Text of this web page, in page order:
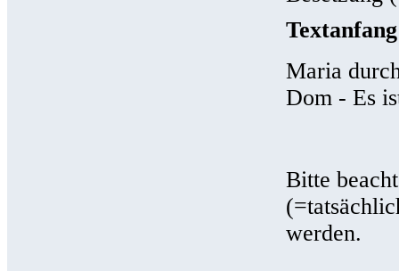
Maria
Dom - Es
Bitte
werden.